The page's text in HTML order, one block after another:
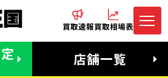
買取速報買取相場表
店舗一覧
休日
電話でお問合わせ
営業時間：11:00〜20:00